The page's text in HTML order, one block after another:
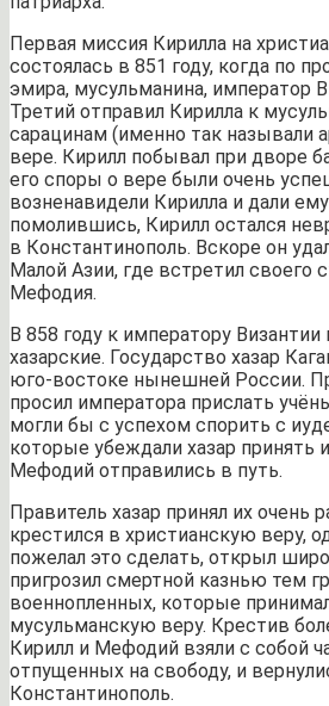
Первая миссия Кирилла на
состоялась в 851 году, когда по
эмира, мусульманина, император
Третий отправил Кирилла к
сарацинам (именно так называли
вере. Кирилл побывал при дворе
его споры о вере были очень
возненавидели Кирилла и дали
помолившись, Кирилл остался
в Константинополь. Вскоре он
Малой Азии, где встретил своего
Мефодия.
В 858 году к императору
хазарские. Государство хазар
юго-востоке нынешней России.
просил императора прислать
могли бы с успехом спорить с
которые убеждали хазар принять
Мефодий отправились в путь.
Правитель хазар принял их очень
крестился в христианскую веру,
пожелал это сделать, открыл
пригрозил смертной казнью тем
военнопленных, которые
мусульманскую веру. Крестив
Кирилл и Мефодий взяли с собой
отпущенных на свободу, и
Константинополь.